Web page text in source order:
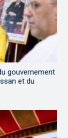
gouvernement
et du